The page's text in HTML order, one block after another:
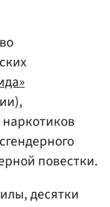
повестки.
десятки